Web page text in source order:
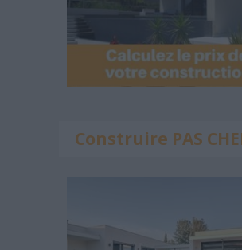
Construire PAS